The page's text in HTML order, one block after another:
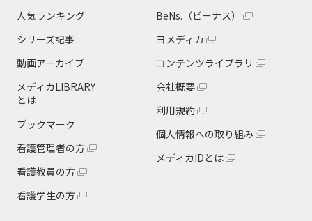
人気ランキング
シリーズ記事
動画アーカイブ
メディカLIBRARY
とは
ブックマーク
看護管理者の方
看護教員の方
看護学生の方
BeNs.（ビーナス）
ヨメディカ
コンテンツライブラリ
会社概要
利用規約
個人情報への取り組み
メディカIDとは